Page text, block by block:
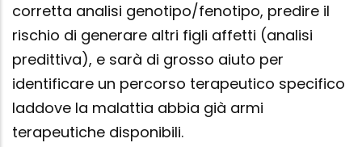
corretta analisi genotipo/fenotipo, predire il
rischio di generare altri figli affetti (analisi
predittiva), e sarà di grosso aiuto per
identificare un percorso terapeutico specifico
laddove la malattia abbia già armi
terapeutiche disponibili.